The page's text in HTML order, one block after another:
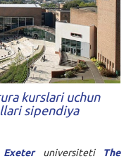
kurslari uchun
sipendiya
universiteti
The